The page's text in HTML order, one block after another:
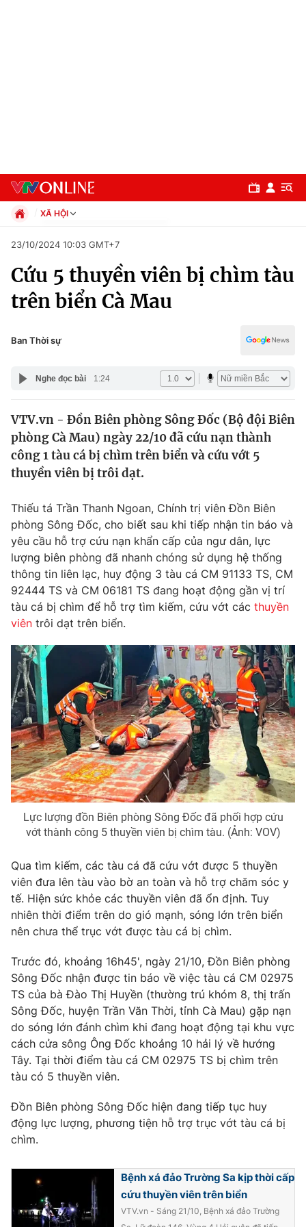
Chuyên mục
Chính trị
Y tế
Thế giới
Thế giới đó đây
Câu chuyện quốc tế
Kinh tế
Tài chính
Thị trường
Góc doanh nghiệp
Dữ liệu và đời sống
Truyền hình
Phim VTV
Hậu trường
Nhân vật
Khán giả
Giải sao mai
Giải trí
Điện ảnh
Âm nhạc
Sao
Đời sống
Du lịch
Làm đẹp
Chất lượng cuộc sống
Giáo dục
Tuyển sinh
Học trực tuyến
Công nghệ
Hitech Công nghệ tương lai
Sản phẩm
Thị trường
Tư vấn
Giao lưu trực tuyến
Lịch phát sóng
Chuyên mục khác
Emagazine Podcast
Video Shorts video
VTV Money VTV Thể thao
VTV Sức khoẻ Bất động sản
Thị trường 24h Tấm lòng Việt
VTV4
VTV9 VTV8
Liên hệ tòa soạn English
XÃ HỘI
Xã hội
Pháp luật
Kinh tế
Thể thao
Văn hóa - Giải trí
Đời sống
Giáo dục
23/10/2024 10:03 GMT+7
Cứu 5 thuyền viên bị chìm tàu
trên biển Cà Mau
Ban Thời sự
Nghe đọc bài 1:24
VTV.vn - Đồn Biên phòng Sông Đốc (Bộ đội Biên
phòng Cà Mau) ngày 22/10 đã cứu nạn thành
công 1 tàu cá bị chìm trên biển và cứu vớt 5
thuyền viên bị trôi dạt.
Thiếu tá Trần Thanh Ngoan, Chính trị viên Đồn Biên
phòng Sông Đốc, cho biết sau khi tiếp nhận tin báo và
yêu cầu hỗ trợ cứu nạn khẩn cấp của ngư dân, lực
lượng biên phòng đã nhanh chóng sử dụng hệ thống
thông tin liên lạc, huy động 3 tàu cá CM 91133 TS, CM
92444 TS và CM 06181 TS đang hoạt động gần vị trí
tàu cá bị chìm để hỗ trợ tìm kiếm, cứu vớt các thuyền
viên trôi dạt trên biển.
Lực lượng đồn Biên phòng Sông Đốc đã phối hợp cứu
vớt thành công 5 thuyền viên bị chìm tàu. (Ảnh: VOV)
Qua tìm kiếm, các tàu cá đã cứu vớt được 5 thuyền
viên đưa lên tàu vào bờ an toàn và hỗ trợ chăm sóc y
tế. Hiện sức khỏe các thuyền viên đã ổn định. Tuy
nhiên thời điểm trên do gió mạnh, sóng lớn trên biển
nên chưa thể trục vớt được tàu cá bị chìm.
Trước đó, khoảng 16h45', ngày 21/10, Đồn Biên phòng
Sông Đốc nhận được tin báo về việc tàu cá CM 02975
TS của bà Đào Thị Huyền (thường trú khóm 8, thị trấn
Sông Đốc, huyện Trần Văn Thời, tỉnh Cà Mau) gặp nạn
do sóng lớn đánh chìm khi đang hoạt động tại khu vực
cách cửa sông Ông Đốc khoảng 10 hải lý về hướng
Tây. Tại thời điểm tàu cá CM 02975 TS bị chìm trên
tàu có 5 thuyền viên.
Đồn Biên phòng Sông Đốc hiện đang tiếp tục huy
động lực lượng, phương tiện hỗ trợ trục vớt tàu cá bị
chìm.
Bệnh xá đảo Trường Sa kịp thời cấp
cứu thuyền viên trên biển
VTV.vn - Sáng 21/10, Bệnh xá đảo Trường